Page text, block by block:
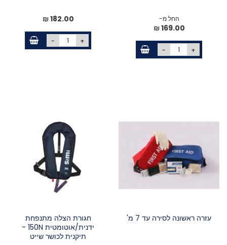
החל מ-
169.00 ₪
- +
182.00 ₪
- +
עזרה ראשונה לסירה עד 7 מ'
חגורת הצלה מתנפחת
ידנית/אוטומטית 150N -
תיקנית לכושר שייט